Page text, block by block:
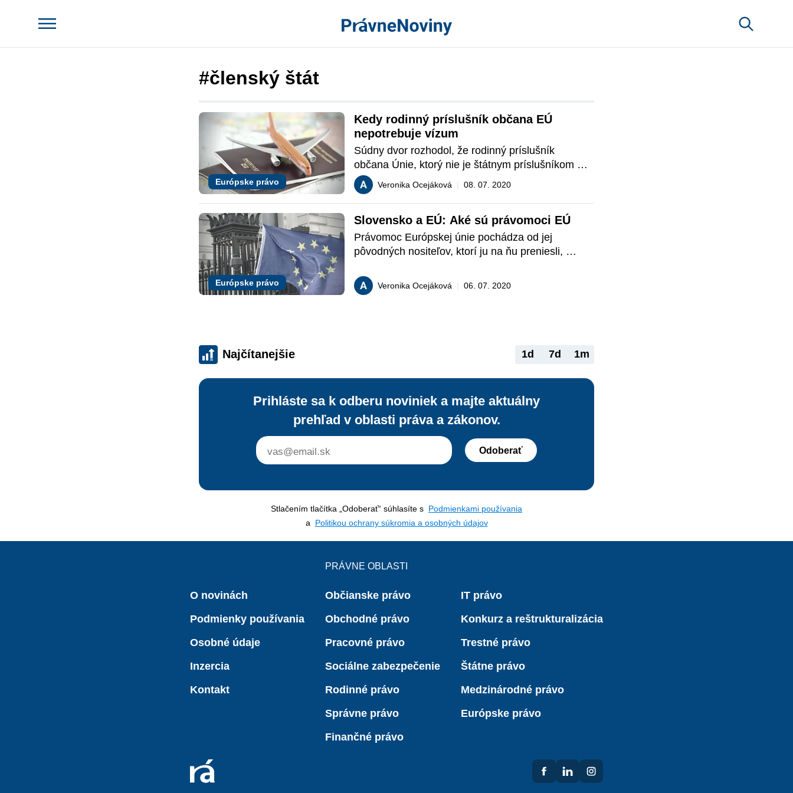
#členský štát
Európske právo
Kedy rodinný príslušník občana EÚ
nepotrebuje vízum
Súdny dvor rozhodol, že rodinný príslušník
občana Únie, ktorý nie je štátnym príslušníkom
členského štátu, ale vlastní preukaz o trvalom
pobyte, je oslobodený od povinnosti mať vízum na
vstup na územie členského štátu.
Veronika Ocejáková 08. 07. 2020
Európske právo
Slovensko a EÚ: Aké sú právomoci EÚ
Právomoc Európskej únie pochádza od jej
pôvodných nositeľov, ktorí ju na ňu preniesli,
Európska únia sa riadi zásadou prenesených
právomocí, pričom sa toto prenesenie z členských
úvodnom vydaní seriálu Slovensko a EÚ rozhodli
Veronika Ocejáková 06. 07. 2020
Najčítanejšie 1d 7d 1m
Prihláste sa k odberu noviniek a majte aktuálny
prehľad v oblasti práva a zákonov.
Odoberať
Stlačením tlačítka „Odoberať“ súhlasíte s Podmienkami používania
a Politikou ochrany súkromia a osobných údajov
O novinách
Podmienky používania
Osobné údaje
Inzercia
Kontakt
PRÁVNE OBLASTI
Občianske právo
Obchodné právo
Pracovné právo
Sociálne zabezpečenie
Rodinné právo
Správne právo
Finančné právo
IT právo
Konkurz a reštrukturalizácia
Trestné právo
Štátne právo
Medzinárodné právo
Európske právo